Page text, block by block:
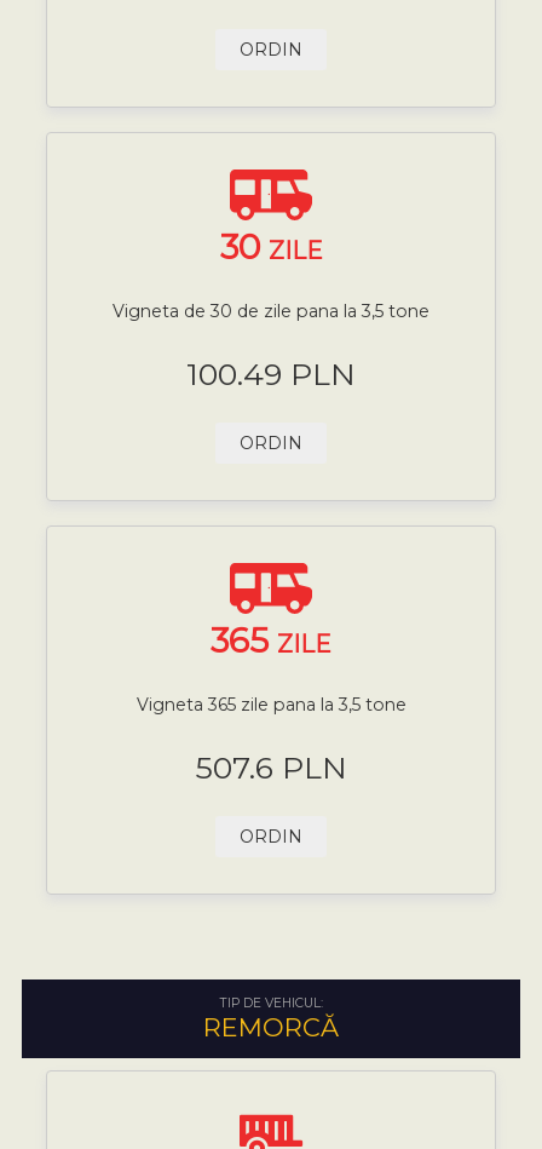
ORDIN
30 ZILE
Vigneta de 30 de zile pana la 3,5 tone
100.49 PLN
ORDIN
365 ZILE
Vigneta 365 zile pana la 3,5 tone
507.6 PLN
ORDIN
TIP DE VEHICUL:
REMORCĂ